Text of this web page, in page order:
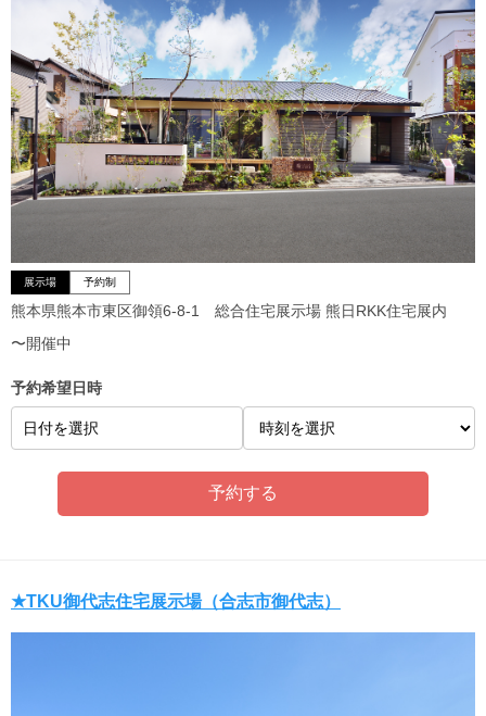
展示場 予約制
熊本県熊本市東区御領6-8-1 総合住宅展示場 熊日RKK住宅展内
〜開催中
予約希望日時
日付を選択
★TKU御代志住宅展示場（合志市御代志）